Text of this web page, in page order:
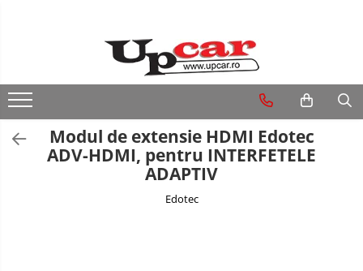
Electrice si Electronice
Electrocasnice Mici
Modul de extensie HDMI Edotec
ADV-HDMI, pentru INTERFETELE
ADAPTIV
Edotec